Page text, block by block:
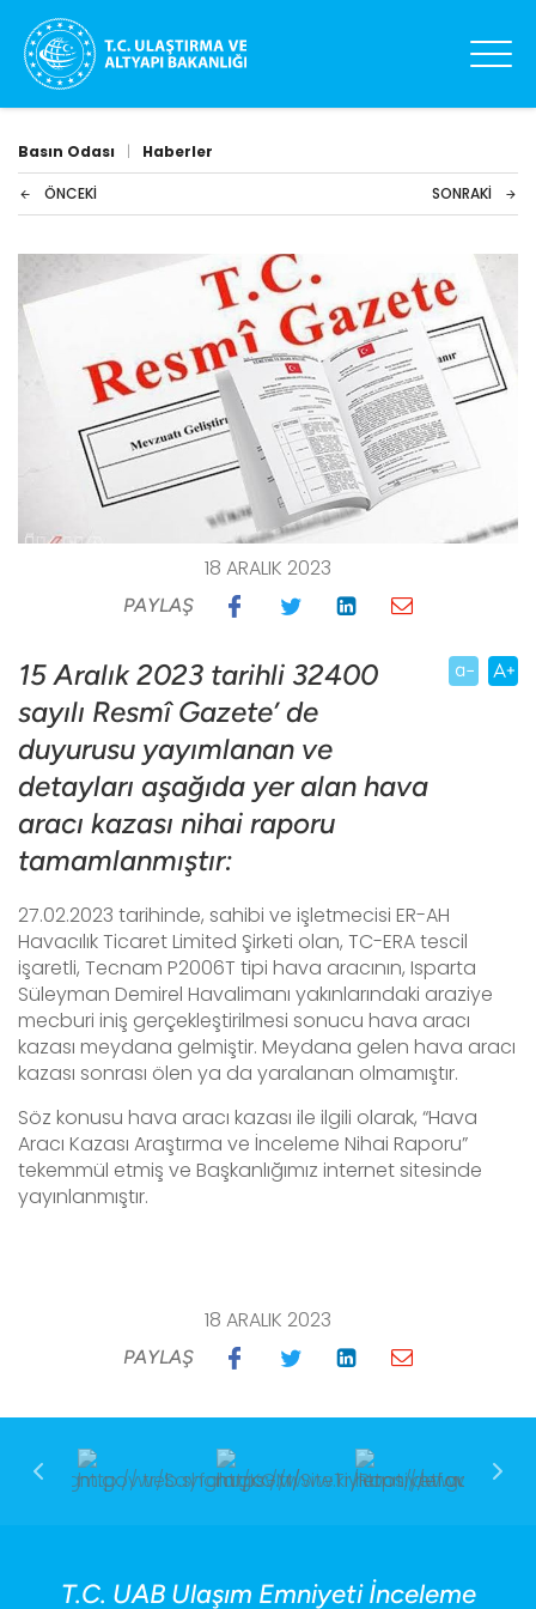
Basın Odası | Haberler
ÖNCEKI SONRAKI
18 ARALIK 2023
PAYLAŞ
15 Aralık 2023 tarihli 32400
sayılı Resmî Gazete’ de
duyurusu yayımlanan ve
detayları aşağıda yer alan hava
aracı kazası nihai raporu
tamamlanmıştır:
27.02.2023 tarihinde, sahibi ve işletmecisi ER-AH
Havacılık Ticaret Limited Şirketi olan, TC-ERA tescil
işaretli, Tecnam P2006T tipi hava aracının, Isparta
Süleyman Demirel Havalimanı yakınlarındaki araziye
mecburi iniş gerçekleştirilmesi sonucu hava aracı
kazası meydana gelmiştir. Meydana gelen hava aracı
kazası sonrası ölen ya da yaralanan olmamıştır.
Söz konusu hava aracı kazası ile ilgili olarak, “Hava
Aracı Kazası Araştırma ve İnceleme Nihai Raporu”
tekemmül etmiş ve Başkanlığımız internet sitesinde
yayınlanmıştır.
18 ARALIK 2023
PAYLAŞ
T.C. UAB Ulaşım Emniyeti İnceleme